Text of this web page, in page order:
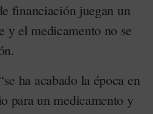
financiación juegan un
y el medicamento no se
ha acabado la época en
para un medicamento y